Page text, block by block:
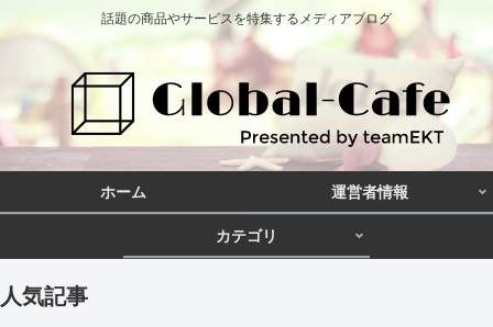
話題の商品やサービスを特集するメディアブログ
ホーム 運営者情報
カテゴリ
人気記事